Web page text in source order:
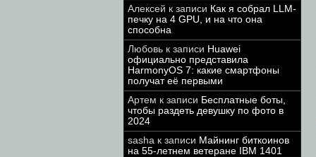
Алексей к записи Как я собрал LLM-
печку на 4 GPU, и на что она
способна
Любовь к записи Huawei
официально представила
HarmonyOS 7: какие смартфоны
получат её первыми
Артем к записи Бесплатные боты,
чтобы раздеть девушку по фото в
2024
sasha к записи Майнинг биткоинов
на 55-летнем ветеране IBM 1401